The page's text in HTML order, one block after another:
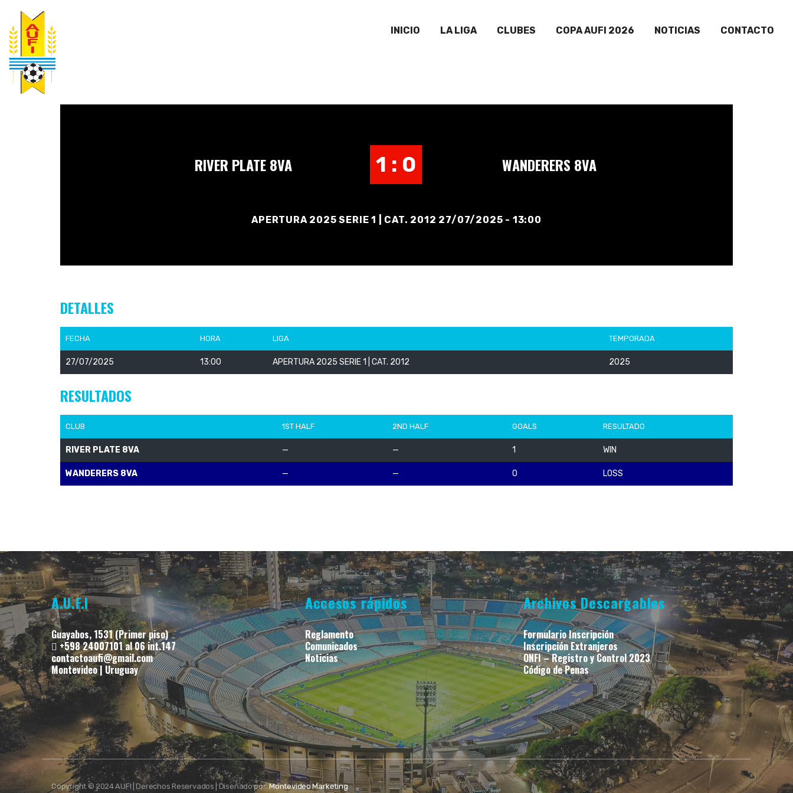
INICIO LA LIGA CLUBES COPA AUFI 2026 NOTICIAS CONTACTO
RIVER PLATE 8VA 1 : 0 WANDERERS 8VA
APERTURA 2025 SERIE 1 | CAT. 2012 27/07/2025 - 13:00
DETALLES
FECHA HORA LIGA TEMPORADA
27/07/2025 13:00 APERTURA 2025 SERIE 1 | CAT. 2012 2025
RESULTADOS
CLUB 1ST HALF 2ND HALF GOALS RESULTADO
RIVER PLATE 8VA — — 1 WIN
WANDERERS 8VA — — 0 LOSS
A.U.F.I
Guayabos, 1531 (Primer piso)
+598 24007101 al 06 int.147
contactoaufi@gmail.com
Montevideo | Uruguay
Accesos rápidos
Reglamento
Comunicados
Noticias
Archivos Descargables
Formulario Inscripción
Inscripción Extranjeros
ONFI – Registro y Control 2023
Código de Penas
Copyright © 2024 AUFI | Derechos Reservados | Diseñado por:Montevideo Marketing